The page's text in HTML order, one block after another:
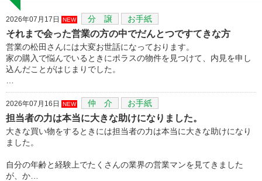
2026年07月17日 NEW 分 譲 お手紙
それまで会った営業の方の中でだんとつですてきな方
営業の松田さんには大変お世話になっております。
家の購入で悩んでいるときにポラスの物件を見つけて、内見を申し
込んだことがはじまりでした。
2026年07月16日 NEW 仲 介 お手紙
担当者の力は本当に大きな助けになりました。
大きな買い物をするときには担当者の力は本当に大きな助けになり
ました。
自分の年齢と経験上でたくさんの業界の営業マンを見てきました
が、か…